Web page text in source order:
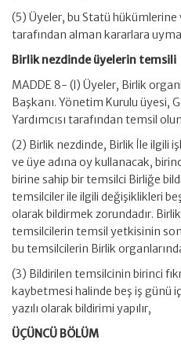
(5) Üyeler, bu Statü hükümlerine
tarafından alman kararlara
Birlik nezdinde üyelerin temsili
MADDE 8- (l) Üyeler, Birlik
Başkanı. Yönetim Kurulu üyesi,
Yardımcısı tarafından temsil
(2) Birlik nezdinde, Birlik İle ilgili
ve üye adına oy kullanacak,
birine sahip bir temsilci Birliğe
temsilciler ile ilgili değişiklikleri
olarak bildirmek zorundadır.
temsilcilerin temsil yetkisinin
bu temsilcilerin Birlik
(3) Bildirilen temsilcinin birinci
kaybetmesi halinde beş iş günü
yazılı olarak bildirimi yapılır,
ÜÇÜNCÜ BÖLÜM